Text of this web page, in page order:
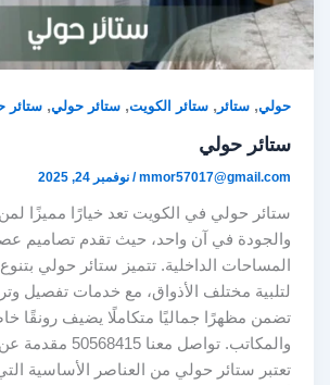
حولي,ستائر,ستائر الكويت,ستائر حولي,ستائر
ستائر حولي
mmor57017@gmail.com
/نوفمبر 24, 2025
ستائر حولي في الكويت تعد خيارًا مميزًا لمن
والجودة في آن واحد، حيث تقدم تصاميم
المساحات الداخلية. تتميز ستائر حولي بتنوع
لتلبية مختلف الأذواق، مع خدمات تفصيل
تضمن مظهرًا جماليًا متكاملًا يضيف رونقًا خاصًا
والمكاتب. تواصل معنا
تعتبر ستائر حولي من العناصر الأساسية